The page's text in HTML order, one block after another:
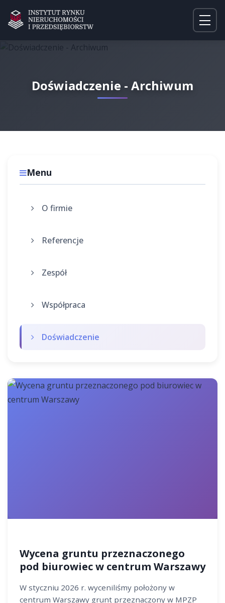
Doświadczenie - Archiwum
Menu
O firmie
Referencje
Zespół
Współpraca
Doświadczenie
Wycena gruntu przeznaczonego
pod biurowiec w centrum Warszawy
W styczniu 2026 r. wyceniliśmy położony w
centrum Warszawy grunt przeznaczony w MPZP